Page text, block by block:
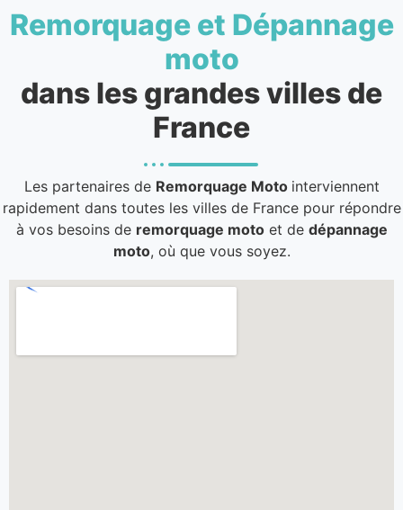
Remorquage et Dépannage
moto
dans les grandes villes de
France
Les partenaires de Remorquage Moto interviennent
rapidement dans toutes les villes de France pour répondre
à vos besoins de remorquage motoet de dépannage
moto, où que vous soyez.